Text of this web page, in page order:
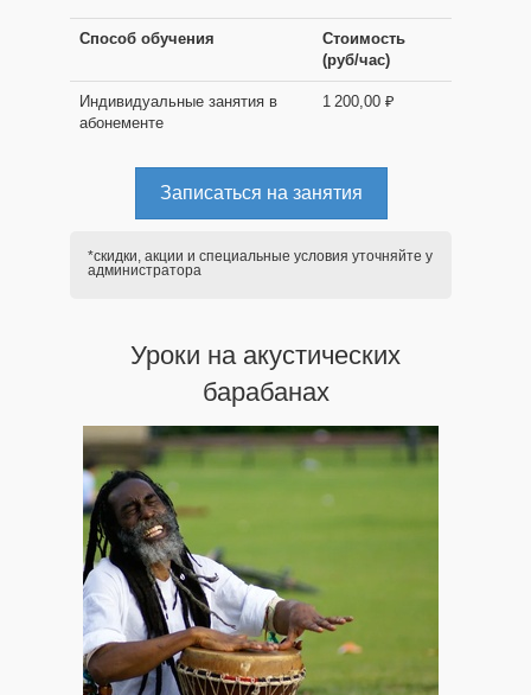
Способ обучения
Стоимость
(руб/час)
Индивидуальные занятия в
абонементе
1 200,00 ₽
Записаться на занятия
*скидки, акции и специальные условия уточняйте у
администратора
Уроки на акустических
барабанах